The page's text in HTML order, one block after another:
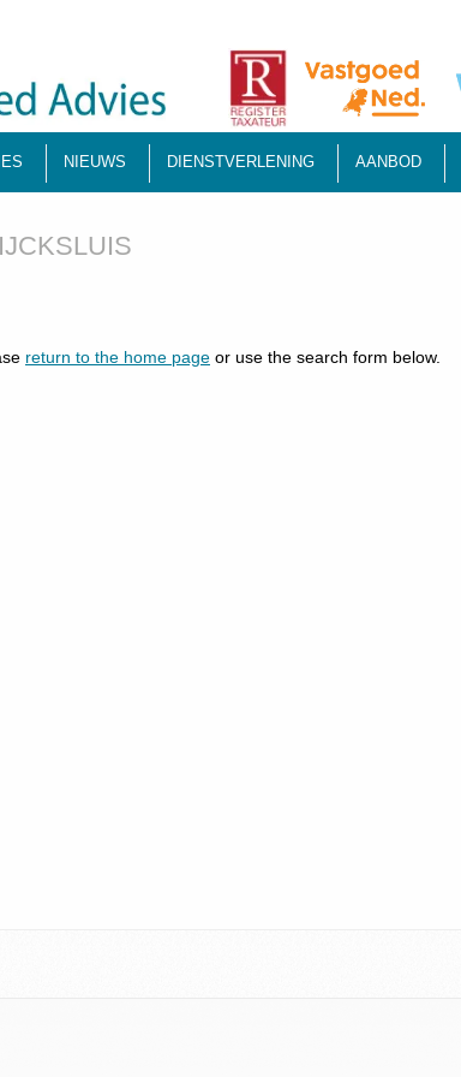
NIEUWS DIENSTVERLENING AANBOD
return to the home page or use the search form below.